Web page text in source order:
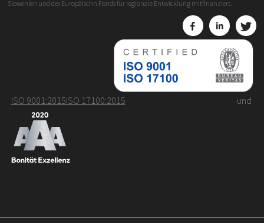
Slowenien und des Europäischn Fonds für regionale Entwicklung mitfinanziert.
ISO 9001:2015 und
ISO 17100:2015